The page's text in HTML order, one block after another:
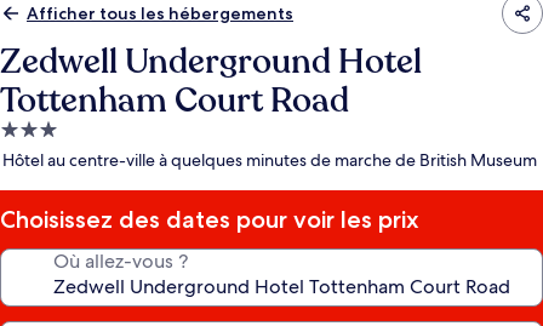
Afficher tous les hébergements
Zedwell Underground Hotel
Tottenham Court Road
Hébergement
3.0 étoiles
Hôtel au centre-ville à quelques minutes de marche de British Museum
Choisissez des dates pour voir les prix
Où allez-vous ?